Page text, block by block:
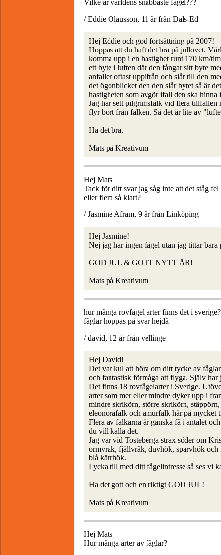
Vilke är världens snabbaste fågel???
/ Eddie Olausson, 11 år från Dals-Ed
Hej Eddie och god fortsättning på 2007!
Hoppas att du haft det bra på jullovet.
komma upp i en hastighet runt 170 km/
ett byte i luften där den fångar sitt byte
anfaller oftast uppifrån och slår till den
det ögonblicket den den slår bytet så är
hastigheten som avgör ifall den ska hinna
Jag har sett pilgrimsfalk vid flera tillfällen
flyr bort från falken. Så det är lite av
Ha det bra.
Mats på Kreativum
Hej Mats
Tack för ditt svar jag såg inte att det ståg
eller flera så klart?
/ Jasmine Afram, 9 år från Linköping
Hej Jasmine!
Nej jag har ingen fågel utan jag tittar
GOD JUL & GOTT NYTT ÅR!
Mats på Kreativum
hur många rovfågel arter finns det i
fåglar hoppas på svar hejdå
/ david, 12 år från vellinge
Hej David!
Det var kul att höra om ditt tycke av
och fantastisk förmåga att flyga. Själv
Det finns 18 rovfågelarter i Sverige.
arter som mer eller mindre dyker upp i
mindre skrikörn, större skrikörn,
eleonorafalk och amurfalk här på mycket
Flera av falkarna är ganska få i antalet
du vill kalla det.
Jag var vid Tosteberga strax söder om
ormvråk, fjällvråk, duvhök, sparvhök och
blå kärrhök.
Lycka till med ditt fågelintresse så ses vi
Ha det gott och en riktigt GOD JUL!
Mats på Kreativum
Hej Mats
Hur många arter av fåglar?